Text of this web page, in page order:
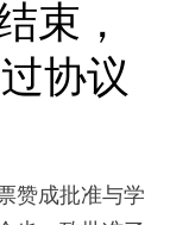
束，
协议
赞成批准与学